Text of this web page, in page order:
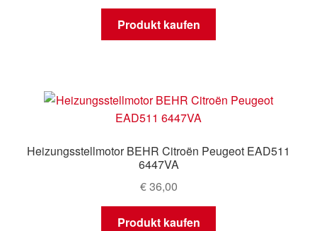
Produkt kaufen
Heizungsstellmotor BEHR Citroën Peugeot EAD511
6447VA
€36,00
Produkt kaufen